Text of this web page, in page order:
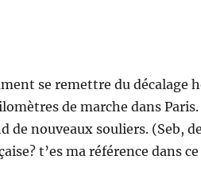
se remettre du décalage
de marche dans
de nouveaux souliers. (Seb,
t’es ma référence dans